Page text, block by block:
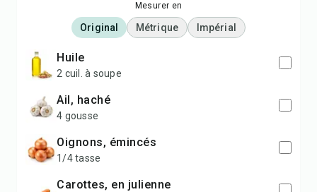
Mesurer en
Original Métrique Impérial
huile
2 cuil. à soupe
ail, haché
4 gousse
oignons, émincés
1/4 tasse
carottes, en julienne